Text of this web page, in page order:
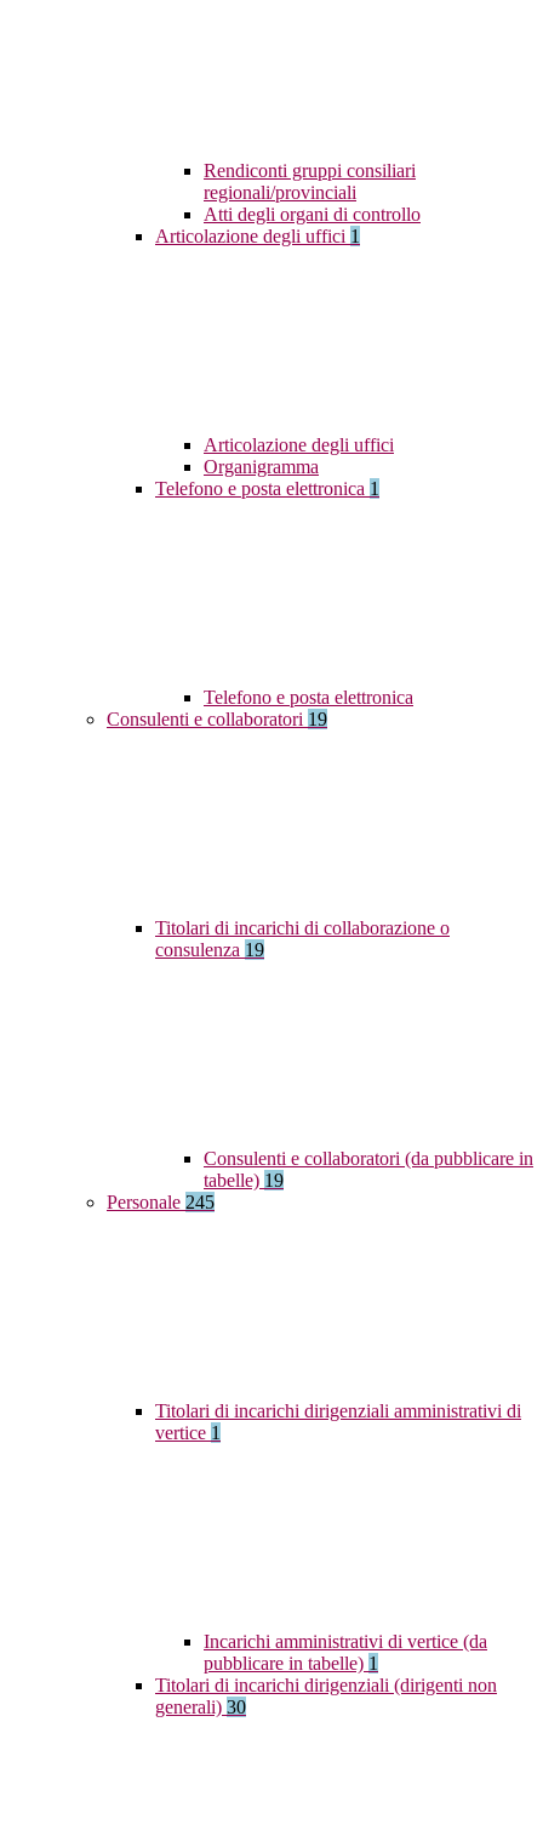
Rendiconti gruppi consiliari
regionali/provinciali
Atti degli organi di controllo
Articolazione degli uffici 1
Articolazione degli uffici
Organigramma
Telefono e posta elettronica 1
Telefono e posta elettronica
Consulenti e collaboratori 19
Titolari di incarichi di collaborazione o
consulenza 19
Consulenti e collaboratori (da pubblicare in
tabelle) 19
Personale 245
Titolari di incarichi dirigenziali amministrativi di
vertice 1
Incarichi amministrativi di vertice (da
pubblicare in tabelle) 1
Titolari di incarichi dirigenziali (dirigenti non
generali) 30